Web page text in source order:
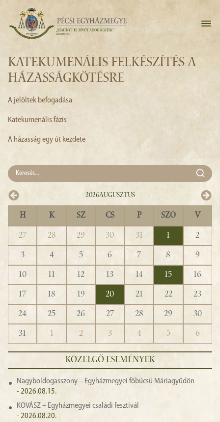
KATEKUMENÁLIS FELKÉSZÍTÉS A
HÁZASSÁGKÖTÉSRE
A jelöltek befogadása
Katekumenális fázis
A házasság egy út kezdete
2026Augusztus
H K SZ CS P SZO V
27 28 29 30 31 1
2
3
4 5 6 7 8
9
10
11 12 13 14 15
16
17
18 19 20 21 22
23
24
25 26 27 28 29
30
31
1 2 3 4 5 6
KÖZELGŐ ESEMÉNYEK
Nagyboldogasszony – Egyházmegyei főbúcsú Máriagyűdön
- 2026.08.15.
KOVÁSZ – Egyházmegyei családi fesztivál
- 2026.08.20.